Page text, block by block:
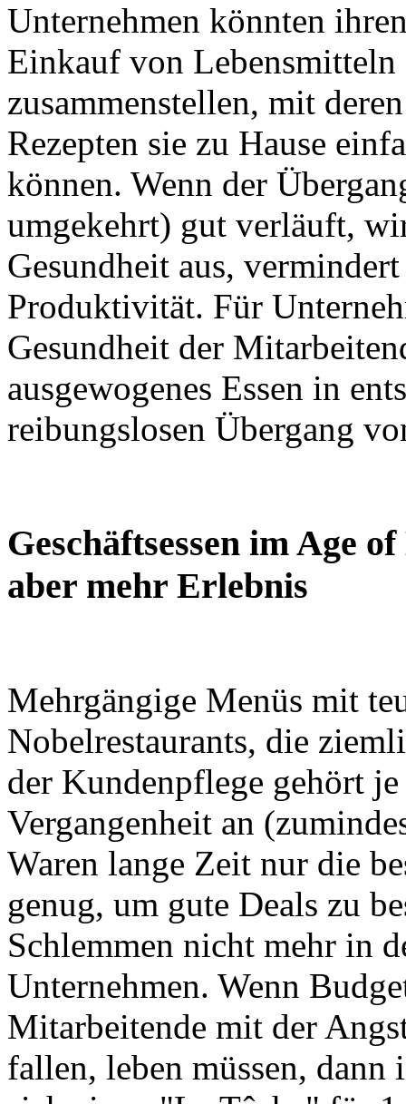
Unternehmen könnten
Einkauf von
zusammenstellen, mit
Rezepten sie zu Hause
können. Wenn der
umgekehrt) gut verläuft,
Gesundheit aus,
Produktivität. Für
Gesundheit der
ausgewogenes Essen in
reibungslosen Übergang
Geschäftsessen im Age
aber mehr Erlebnis
Mehrgängige Menüs mit
Nobelrestaurants, die
der Kundenpflege gehört
Vergangenheit an
Waren lange Zeit nur die
genug, um gute Deals zu
Schlemmen nicht mehr in
Unternehmen. Wenn
Mitarbeitende mit der
fallen, leben müssen,